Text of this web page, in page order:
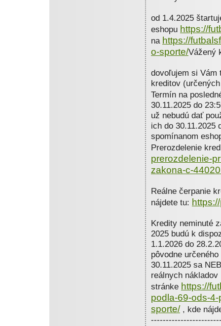
od 1.4.2025
eshopu https://
na https://
o-sporte/Vážený
dovoľujem si Vám
kreditov
Termín na
30.11.2025 do
už nebudú dať
ich do 30.11.2025
spomínanom
Prerozdelenie
prerozdelenie-
zakona-c-
Reálne čerpanie
nájdete tu:
Kredity neminuté
2025 budú k
1.1.2026 do
pôvodne
30.11.2025 sa
reálnych
stránke https://
podla-69-ods-
sporte/ , kde